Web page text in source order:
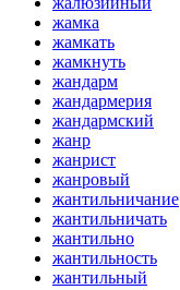
жамка
жамкать
жамкнуть
жандарм
жандармерия
жандармский
жанр
жанрист
жанровый
жантильничание
жантильничать
жантильно
жантильность
жантильный